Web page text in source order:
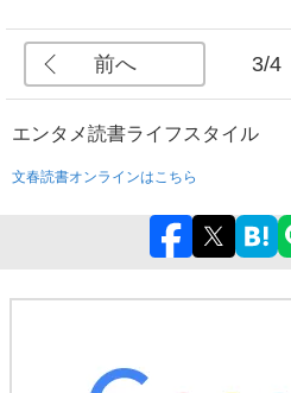
前へ 3/4
エンタメ読書ライフスタイル
文春読書オンラインはこちら